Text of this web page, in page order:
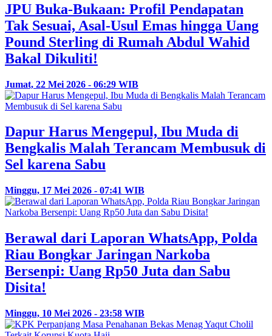
JPU Buka-Bukaan: Profil Pendapatan
Tak Sesuai, Asal-Usul Emas hingga Uang
Pound Sterling di Rumah Abdul Wahid
Bakal Dikuliti!
Jumat, 22 Mei 2026 - 06:29 WIB
Dapur Harus Mengepul, Ibu Muda di
Bengkalis Malah Terancam Membusuk di
Sel karena Sabu
Minggu, 17 Mei 2026 - 07:41 WIB
Berawal dari Laporan WhatsApp, Polda
Riau Bongkar Jaringan Narkoba
Bersenpi: Uang Rp50 Juta dan Sabu
Disita!
Minggu, 10 Mei 2026 - 23:58 WIB